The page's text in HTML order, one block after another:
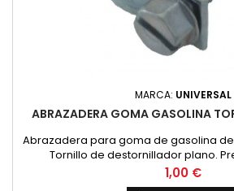
MARCA: UNIVERSAL
ABRAZADERA GOMA GASOLINA
Abrazadera para goma de gasolina de
Tornillo de destornillador plano.
Precio
1,00 €